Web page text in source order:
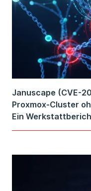
Januscape (CVE-
Proxmox-Cluster
Ein